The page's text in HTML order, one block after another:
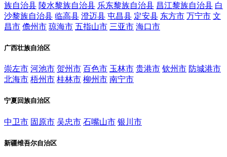
族自治县 陵水黎族自治县 乐东黎族自治县 昌江黎族自治县 白
沙黎族自治县 临高县 澄迈县 屯昌县 定安县 东方市 万宁市 文
昌市 儋州市 琼海市 五指山市 三亚市 海口市
广西壮族自治区
崇左市 河池市 贺州市 百色市 玉林市 贵港市 钦州市 防城港市
北海市 梧州市 桂林市 柳州市 南宁市
宁夏回族自治区
中卫市 固原市 吴忠市 石嘴山市 银川市
新疆维吾尔自治区